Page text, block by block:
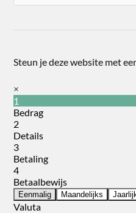
Steun je deze website met